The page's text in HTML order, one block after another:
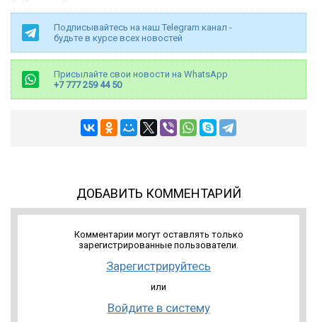
Подписывайтесь на наш Telegram канал -
будьте в курсе всех новостей
Присылайте свои новости на WhatsApp
+7 777 259 44 50
ДОБАВИТЬ КОММЕНТАРИЙ
Комментарии могут оставлять только
зарегистрированные пользователи.
Зарегистрируйтесь
или
Войдите в систему